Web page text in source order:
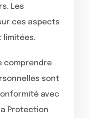
Les
ces aspects
limitées.
comprendre
sont
avec
Protection